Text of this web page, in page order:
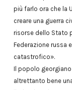
più farlo ora che la
creare una guerra
risorse dello Stato
Federazione russa
catastrofico».
Il popolo
altrettanto bene